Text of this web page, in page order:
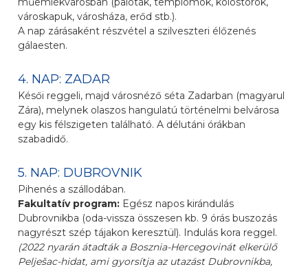
városkapuk, városháza, erőd stb.).
A nap zárásaként részvétel a szilveszteri élőzenés
gálaesten.
4. NAP: ZADAR
Késői reggeli, majd városnéző séta Zadarban (magyarul
Zára), melynek olaszos hangulatú történelmi belvárosa
egy kis félszigeten található. A délutáni órákban
szabadidő.
5. NAP: DUBROVNIK
Pihenés a szállodában.
Fakultatív program: Egész napos kirándulás
Dubrovnikba (oda-vissza összesen kb. 9 órás buszozás
nagyrészt szép tájakon keresztül). Indulás kora reggel.
(2022 nyarán átadták a Bosznia-Hercegovinát elkerülő
Pelješac-hidat, ami gyorsítja az utazást Dubrovnikba,